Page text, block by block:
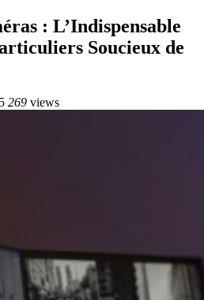
: L’Indispensable
Soucieux de
269 views